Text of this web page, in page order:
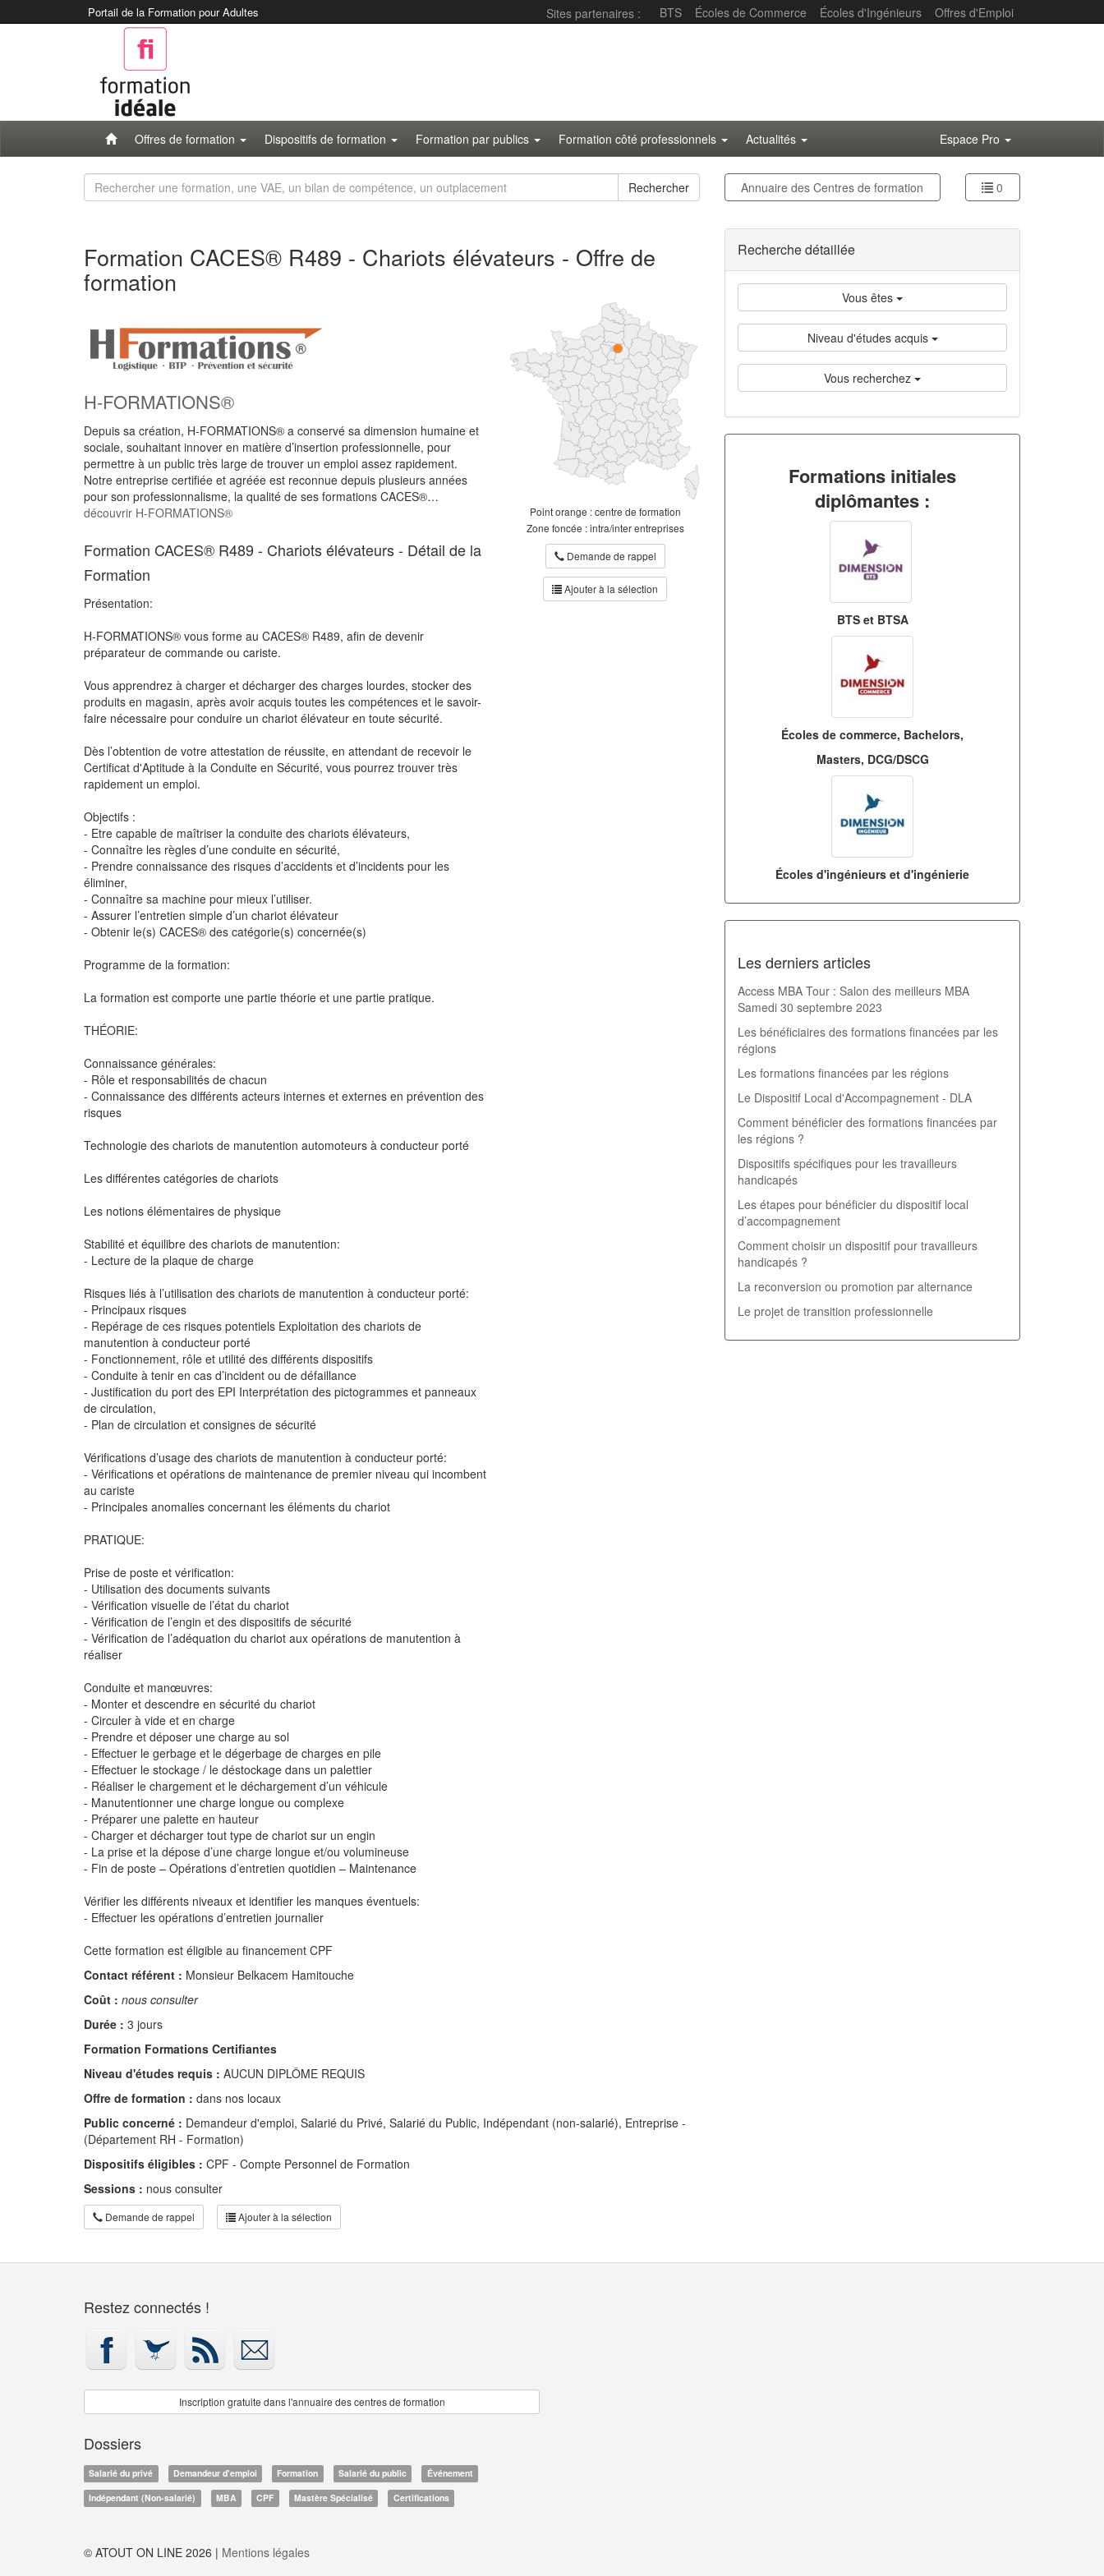
Portail de la Formation pour Adultes Sites partenaires : BTS Écoles de Commerce Écoles d'Ingénieurs Offres d'Emploi
Offres de formation Dispositifs de formation Formation par publics Formation côté professionnels Actualités Espace Pro
Annuaire desCentres de formation 0
Rechercher
une
Rechercher
Recherche détaillée
Vous êtes
Niveau d'études acquis
Vous recherchez
Formations initiales
diplômantes :
BTS et BTSA
Écoles de commerce, Bachelors,
Masters, DCG/DSCG
Écoles d'ingénieurs et d'ingénierie
Les derniers articles
Access MBA Tour : Salon des meilleurs MBA
Samedi 30 septembre 2023
Les bénéficiaires des formations financées par les
régions
Les formations financées par les régions
Le Dispositif Local d'Accompagnement - DLA
Comment bénéficier des formations financées par
les régions ?
Dispositifs spécifiques pour les travailleurs
handicapés
Les étapes pour bénéficier du dispositif local
d’accompagnement
Comment choisir un dispositif pour travailleurs
handicapés ?
La reconversion ou promotion par alternance
Le projet de transition professionnelle
Formation CACES® R489 - Chariots élévateurs - Offre de
formation
H-FORMATIONS®
Depuis sa création, H-FORMATIONS® a conservé sa dimension humaine et
sociale, souhaitant innover en matière d’insertion professionnelle, pour
permettre à un public très large de trouver un emploi assez rapidement.
Notre entreprise certifiée et agréée est reconnue depuis plusieurs années
pour son professionnalisme, la qualité de ses formations CACES®…
découvrir H-FORMATIONS®
Formation CACES® R489 - Chariots élévateurs - Détail de la
Formation
Présentation:
H-FORMATIONS® vous forme au CACES® R489, afin de devenir
préparateur de commande ou cariste.
Vous apprendrez à charger et décharger des charges lourdes, stocker des
produits en magasin, après avoir acquis toutes les compétences et le savoir-
faire nécessaire pour conduire un chariot élévateur en toute sécurité.
Dès l’obtention de votre attestation de réussite, en attendant de recevoir le
Certificat d'Aptitude à la Conduite en Sécurité, vous pourrez trouver très
rapidement un emploi.
Objectifs :
- Etre capable de maîtriser la conduite des chariots élévateurs,
- Connaître les règles d’une conduite en sécurité,
- Prendre connaissance des risques d’accidents et d’incidents pour les
éliminer,
- Connaître sa machine pour mieux l’utiliser.
- Assurer l’entretien simple d’un chariot élévateur
- Obtenir le(s) CACES® des catégorie(s) concernée(s)
Programme de la formation:
La formation est comporte une partie théorie et une partie pratique.
THÉORIE:
Connaissance générales:
- Rôle et responsabilités de chacun
- Connaissance des différents acteurs internes et externes en prévention des
risques
Technologie des chariots de manutention automoteurs à conducteur porté
Les différentes catégories de chariots
Les notions élémentaires de physique
Stabilité et équilibre des chariots de manutention:
- Lecture de la plaque de charge
Risques liés à l’utilisation des chariots de manutention à conducteur porté:
- Principaux risques
- Repérage de ces risques potentiels Exploitation des chariots de
manutention à conducteur porté
- Fonctionnement, rôle et utilité des différents dispositifs
- Conduite à tenir en cas d’incident ou de défaillance
- Justification du port des EPI Interprétation des pictogrammes et panneaux
de circulation,
- Plan de circulation et consignes de sécurité
Vérifications d’usage des chariots de manutention à conducteur porté:
- Vérifications et opérations de maintenance de premier niveau qui incombent
au cariste
- Principales anomalies concernant les éléments du chariot
PRATIQUE:
Prise de poste et vérification:
- Utilisation des documents suivants
- Vérification visuelle de l’état du chariot
- Vérification de l’engin et des dispositifs de sécurité
- Vérification de l’adéquation du chariot aux opérations de manutention à
réaliser
Conduite et manœuvres:
- Monter et descendre en sécurité du chariot
- Circuler à vide et en charge
- Prendre et déposer une charge au sol
- Effectuer le gerbage et le dégerbage de charges en pile
- Effectuer le stockage / le déstockage dans un palettier
- Réaliser le chargement et le déchargement d’un véhicule
- Manutentionner une charge longue ou complexe
- Préparer une palette en hauteur
- Charger et décharger tout type de chariot sur un engin
- La prise et la dépose d’une charge longue et/ou volumineuse
- Fin de poste – Opérations d’entretien quotidien – Maintenance
Vérifier les différents niveaux et identifier les manques éventuels:
- Effectuer les opérations d’entretien journalier
Cette formation est éligible au financement CPF
Contact référent : Monsieur Belkacem Hamitouche
Coût : nous consulter
Durée : 3 jours
Formation Formations Certifiantes
Niveau d'études requis : AUCUN DIPLÔME REQUIS
Offre de formation : dans nos locaux
Point orange : centre de formation
Zone foncée : intra/inter entreprises
Demande de rappel
Ajouter à la sélection
Public concerné : Demandeur d'emploi, Salarié du Privé, Salarié du Public, Indépendant (non-salarié), Entreprise -
(Département RH - Formation)
Dispositifs éligibles : CPF - Compte Personnel de Formation
Sessions : nous consulter
Demande de rappel Ajouter à la sélection
Restez connectés !
Inscription gratuite dans l'annuaire des centres de formation
Dossiers
Salarié du privé Demandeur d'emploi Formation Salarié du public
Événement
Indépendant (Non-salarié)
MBA CPF Mastère Spécialisé Certifications
© ATOUT ON LINE 2026 | Mentions légales